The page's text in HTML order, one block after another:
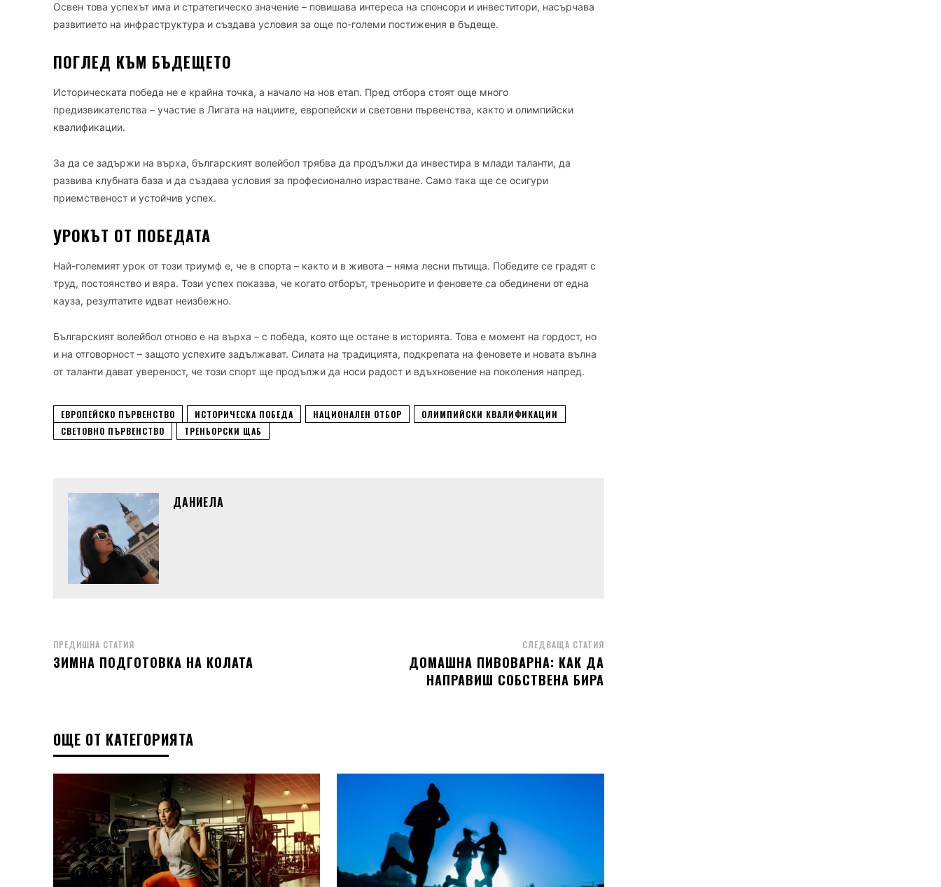
Освен това успехът има и стратегическо значение – повишава интереса на спонсори и инвеститори, насърчава
развитието на инфраструктура и създава условия за още по-големи постижения в бъдеще.
ПОГЛЕД КЪМ БЪДЕЩЕТО
Историческата победа не е крайна точка, а начало на нов етап. Пред отбора стоят още много
предизвикателства – участие в Лигата на нациите, европейски и световни първенства, както и олимпийски
квалификации.
За да се задържи на върха, българският волейбол трябва да продължи да инвестира в млади таланти, да
развива клубната база и да създава условия за професионално израстване. Само така ще се осигури
приемственост и устойчив успех.
УРОКЪТ ОТ ПОБЕДАТА
Най-големият урок от този триумф е, че в спорта – както и в живота – няма лесни пътища. Победите се градят с
труд, постоянство и вяра. Този успех показва, че когато отборът, треньорите и феновете са обединени от една
кауза, резултатите идват неизбежно.
Българският волейбол отново е на върха – с победа, която ще остане в историята. Това е момент на гордост, но
и на отговорност – защото успехите задължават. Силата на традицията, подкрепата на феновете и новата вълна
от таланти дават увереност, че този спорт ще продължи да носи радост и вдъхновение на поколения напред.
ЕВРОПЕЙСКО ПЪРВЕНСТВО ИСТОРИЧЕСКА ПОБЕДА НАЦИОНАЛЕН ОТБОР
ОЛИМПИЙСКИ КВАЛИФИКАЦИИ
СВЕТОВНО ПЪРВЕНСТВО
ТРЕНЬОРСКИ ЩАБ
ДАНИЕЛА
ПРЕДИШНА СТАТИЯ
ЗИМНА ПОДГОТОВКА НА КОЛАТА
СЛЕДВАЩА СТАТИЯ
ДОМАШНА ПИВОВАРНА: КАК ДА
НАПРАВИШ СОБСТВЕНА БИРА
ОЩЕ ОТ КАТЕГОРИЯТА